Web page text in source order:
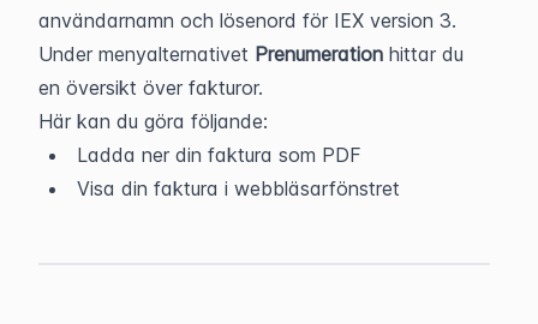
användarnamn och lösenord för IEX version 3.
Under menyalternativet Prenumeration hittar du
en översikt över fakturor.
Här kan du göra följande:
Ladda ner din faktura som PDF
Visa din faktura i webbläsarfönstret